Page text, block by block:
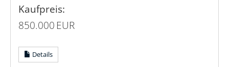
Kaufpreis:
850.000 EUR
Details